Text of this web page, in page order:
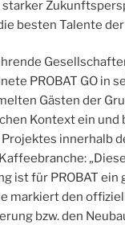
besten Talente der
PROBAT GO in
Gästen der
Kontext ein und
innerhalb
„Diese
ist für PROBAT ein
markiert den
bzw. den